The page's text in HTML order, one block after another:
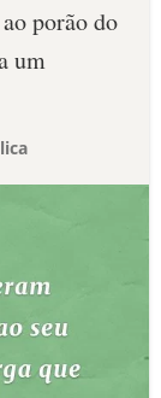
porão do
um